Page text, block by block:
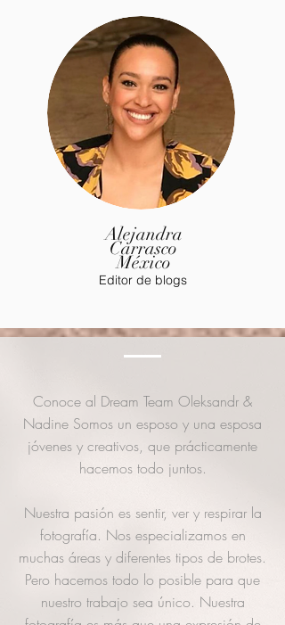
Alejandra
Carrasco
México
Editor de blogs
Conoce al Dream Team Oleksandr &
Nadine Somos un esposo y una esposa
jóvenes y creativos, que prácticamente
hacemos todo juntos.
Nuestra pasión es sentir, ver y respirar la
fotografía. Nos especializamos en
muchas áreas y diferentes tipos de brotes.
Pero hacemos todo lo posible para que
nuestro trabajo sea único. Nuestra